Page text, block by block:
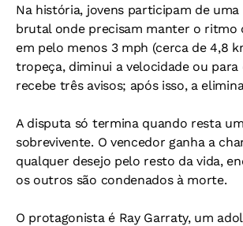
Na história, jovens participam de
brutal onde precisam manter o ritmo
em pelo menos 3 mph (cerca de 4,8
tropeça, diminui a velocidade ou para
recebe três avisos; após isso, a
A disputa só termina quando resta
sobrevivente. O vencedor ganha a
qualquer desejo pelo resto da vida,
os outros são condenados à morte.
O protagonista é Ray Garraty, um